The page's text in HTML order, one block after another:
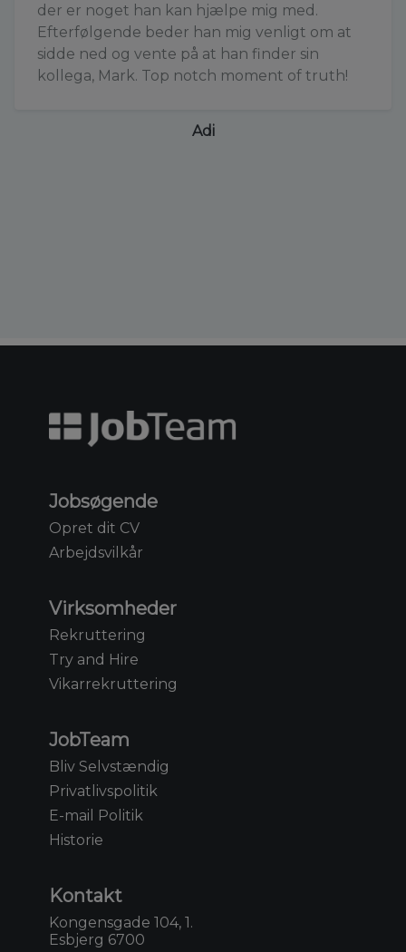
der er noget han kan hjælpe mig med.
Efterfølgende beder han mig venligt om at
sidde ned og vente på at han finder sin
kollega, Mark. Top notch moment of truth!
Adi
Jobsøgende
Opret dit CV
Arbejdsvilkår
Virksomheder
Rekruttering
Try and Hire
Vikarrekruttering
JobTeam
Bliv Selvstændig
Privatlivspolitik
E-mail Politik
Historie
Kontakt
Kongensgade 104, 1.
Esbjerg 6700